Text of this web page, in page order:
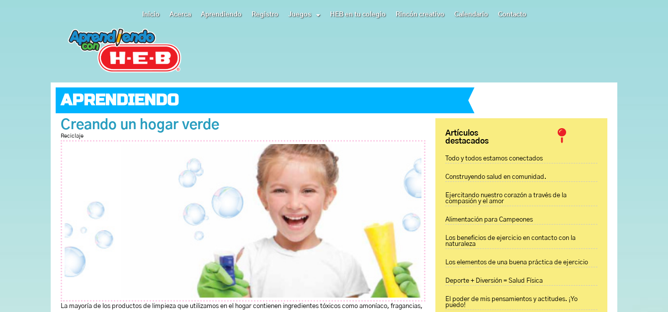
Inicio Acerca Aprendiendo Registro Juegos HEB en tu colegio Rincón creativo Calendario Contacto
APRENDIENDO
Creando un hogar verde
Reciclaje
La mayoría de los productos de limpieza que utilizamos en el hogar contienen ingredientes tóxicos como amoníaco, fragancias,
Artículos
destacados
Todo y todos estamos conectados
Construyendo salud en comunidad.
Ejercitando nuestro corazón a través de la
compasión y el amor
Alimentación para Campeones
Los beneficios de ejercicio en contacto con la
naturaleza
Los elementos de una buena práctica de ejercicio
Deporte + Diversión = Salud Física
El poder de mis pensamientos y actitudes. ¡Yo
puedo!